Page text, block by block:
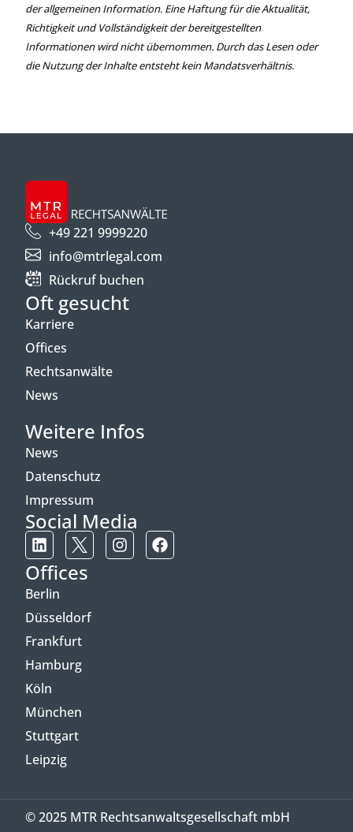
der allgemeinen Information. Eine Haftung für die Aktualität,
Richtigkeit und Vollständigkeit der bereitgestellten
Informationen wird nicht übernommen. Durch das Lesen oder
die Nutzung der Inhalte entsteht kein Mandatsverhältnis.
+49 221 9999220
info@mtrlegal.com
Rückruf buchen
Oft gesucht
Karriere
Offices
Rechtsanwälte
News
Weitere Infos
News
Datenschutz
Impressum
Social Media
Offices
Berlin
Düsseldorf
Frankfurt
Hamburg
Köln
München
Stuttgart
Leipzig
© 2025 MTR Rechtsanwaltsgesellschaft mbH